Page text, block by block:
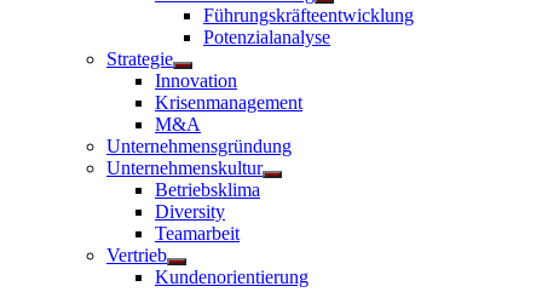
Untermenü
anzeigen
Führungskräfteentwicklung
Potenzialanalyse
Strategie
Untermenü
anzeigen
Innovation
Krisenmanagement
M&A
Unternehmensgründung
Unternehmenskultur
Untermenü
Betriebsklima
Diversity
Teamarbeit
Vertrieb
Untermenü
anzeigen
Kundenorientierung